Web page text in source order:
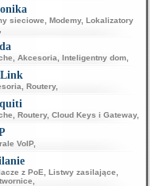
sieciowe Modemy, Lokalizatory
Akcesoria Inteligentny dom,
Routery,
Routery, Cloud Keys i Gateway,
VoIP,
z PoE Listwy zasilające